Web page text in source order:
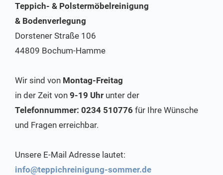
Teppich- & Polstermöbelreinigung
& Bodenverlegung
Dorstener Straße 106
44809 Bochum-Hamme
Wir sind von Montag-Freitag
in der Zeit von 9-19 Uhr unter der
Telefonnummer: 0234 510776 für Ihre Wünsche
und Fragen erreichbar.
Unsere E-Mail Adresse lautet:
info@teppichreinigung-sommer.de